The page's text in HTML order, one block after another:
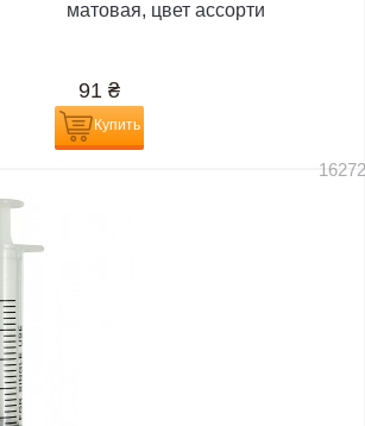
матовая, цвет ассорти
91 ₴
Купить